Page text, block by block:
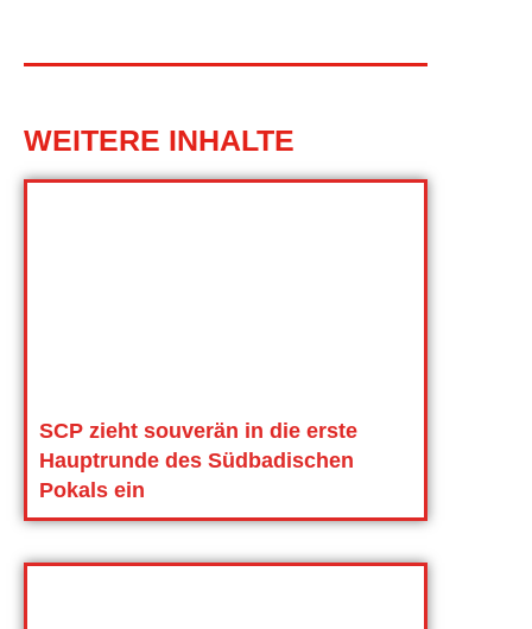
WEITERE INHALTE
SCP zieht souverän in die erste
Hauptrunde des Südbadischen
Pokals ein